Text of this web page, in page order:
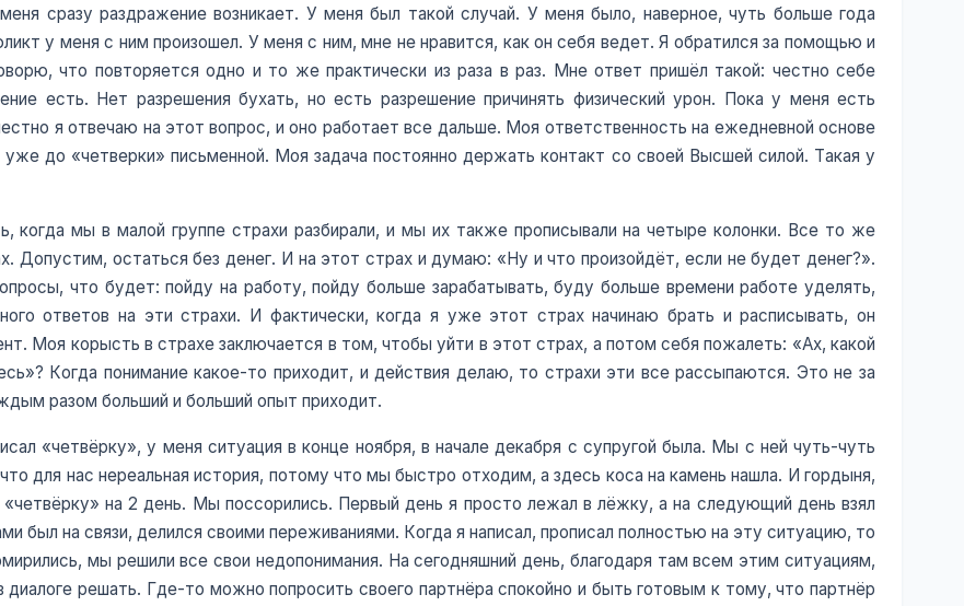
сразу раздражение возникает. У меня был такой случай. У меня было, наверное, чуть больше года
у меня с ним произошел. У меня с ним, мне не нравится, как он себя ведет. Я обратился за помощью и
что повторяется одно и то же практически из раза в раз. Мне ответ пришёл такой: честно себе
есть. Нет разрешения бухать, но есть разрешение причинять физический урон. Пока у меня есть
я отвечаю на этот вопрос, и оно работает все дальше. Моя ответственность на ежедневной основе
до «четверки» письменной. Моя задача постоянно держать контакт со своей Высшей силой. Такая у
когда мы в малой группе страхи разбирали, и мы их также прописывали на четыре колонки. Все то же
Допустим, остаться без денег. И на этот страх и думаю: «Ну и что произойдёт, если не будет денег?».
что будет: пойду на работу, пойду больше зарабатывать, буду больше времени работе уделять,
ответов на эти страхи. И фактически, когда я уже этот страх начинаю брать и расписывать, он
Моя корысть в страхе заключается в том, чтобы уйти в этот страх, а потом себя пожалеть: «Ах, какой
Когда понимание какое-то приходит, и действия делаю, то страхи эти все рассыпаются. Это не за
разом больший и больший опыт приходит.
«четвёрку», у меня ситуация в конце ноября, в начале декабря с супругой была. Мы с ней чуть-чуть
что для нас нереальная история, потому что мы быстро отходим, а здесь коса на камень нашла. И гордыня,
на 2 день. Мы поссорились. Первый день я просто лежал в лёжку, а на следующий день взял
был на связи, делился своими переживаниями. Когда я написал, прописал полностью на эту ситуацию, то
мы решили все свои недопонимания. На сегодняшний день, благодаря там всем этим ситуациям,
решать. Где-то можно попросить своего партнёра спокойно и быть готовым к тому, что партнёр